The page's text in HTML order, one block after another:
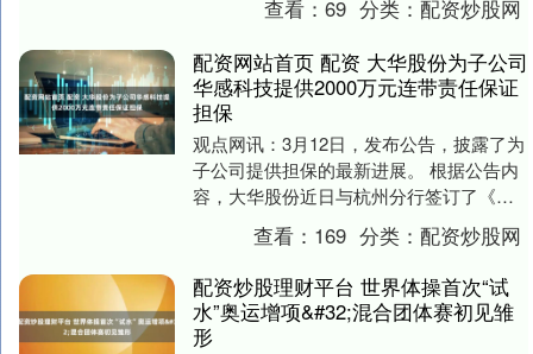
日校园增....查看：69 分类：配资炒股网
配资网站首页 配资 大华股份为子公司
华感科技提供2000万元连带责任保证
担保
观点网讯：3月12日，发布公告，披露了为
子公司提供担保的最新进展。 根据公告内
容，大华股份近日与杭州分行签订了《最
高额保证担保合同》。公司将为子公司浙
江华感科技....
查看： 169 分类：配资炒股网
配资炒股理财平台 世界体操首次“试
水”奥运增项&#32;混合团体赛初见雏
形